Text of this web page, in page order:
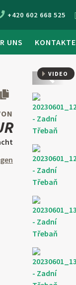
+420 602 668 525
UNS KONTAKTE
Zurück
VIDEO